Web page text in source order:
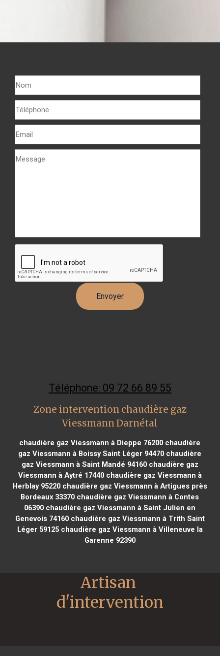
Téléphone: 09 72 66 89 55
Zone intervention chaudière gaz
Viessmann Darnétal
chaudière gaz Viessmann à Dieppe 76200 chaudière
gaz Viessmann à Boissy Saint Léger 94470 chaudière
gaz Viessmann à Saint Mandé 94160chaudière gaz
Viessmann à Aytré 17440chaudière gaz Viessmann à
Herblay 95220chaudière gaz Viessmann à Artigues près
Bordeaux 33370 chaudière gaz Viessmann à Contes
06390 chaudière gaz Viessmann à Saint Julien en
Genevois 74160chaudière gaz Viessmann à Trith Saint
Léger 59125chaudière gaz Viessmann à Villeneuve la
Garenne 92390
Artisan
d'intervention